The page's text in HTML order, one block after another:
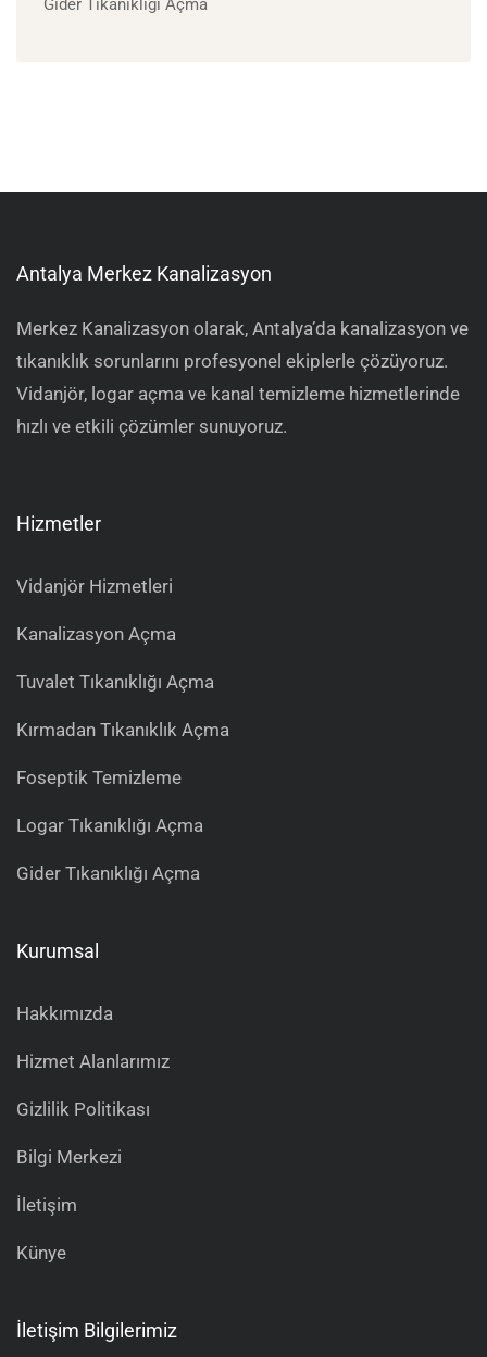
Gider Tıkanıklığı Açma
Antalya Merkez Kanalizasyon
Merkez Kanalizasyon olarak, Antalya’da kanalizasyon ve
tıkanıklık sorunlarını profesyonel ekiplerle çözüyoruz.
Vidanjör, logar açma ve kanal temizleme hizmetlerinde
hızlı ve etkili çözümler sunuyoruz.
Hizmetler
Vidanjör Hizmetleri
Kanalizasyon Açma
Tuvalet Tıkanıklığı Açma
Kırmadan Tıkanıklık Açma
Foseptik Temizleme
Logar Tıkanıklığı Açma
Gider Tıkanıklığı Açma
Kurumsal
Hakkımızda
Hizmet Alanlarımız
Gizlilik Politikası
Bilgi Merkezi
İletişim
Künye
İletişim Bilgilerimiz